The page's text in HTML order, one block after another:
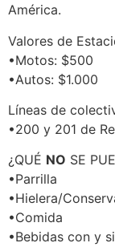
América.
Valores de
•Motos: $500
•Autos: $1.000
Líneas de
•200 y 201 de
¿QUÉ NO SE
•Parrilla
•Hielera/
•Comida
•Bebidas con y